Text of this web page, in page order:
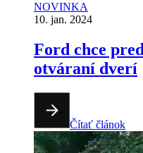
NOVINKA
10. jan. 2024
Ford chce
otváraní dverí
Čítať článok